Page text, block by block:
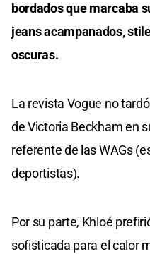
bordados que marcaba
jeans acampanados,
oscuras.
La revista Vogue no
de Victoria Beckham en
referente de las WAGs
deportistas).
Por su parte, Khloé
sofisticada para el calor